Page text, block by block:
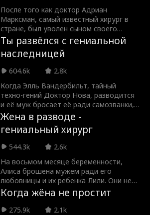
После того как доктор Адриан
Марксман, самый известный хирург в
стране, был уволен сыном своего
начальника, он объединяется с
доктором Вивиан Харт, блестящей и
амбициозной главой конкурирующей
больницы. Этот шаг приводит его
бывшую больницу к финансовому
краху, и когда Престон осознает, что
отпустил не того доктора, уже
слишком поздно...
Ты развёлся с гениальной
наследницей
604.6k
2.8k
Когда Элль Вандербильт, тайный
техно-гений Доктор Нова, разводится
и её муж бросает её ради самозванки,
она внезапно выходит замуж за
красивого незнакомца Роя Гранта -
только чтобы обнаружить, что он
главный соперник её бывшего. Вместе
Элль и Рой сражаются с её неверным
бывшим и фальшивым Доктором
Новой за крупнейший в мире
технологический контракт.
Жена в разводе -
гениальный хирург
544.3k
2.6k
На восьмом месяце беременности,
Алиса брошена мужем ради его
любовницы и их ребенка Лили. Они не
знают, что Алиса на самом деле Джейн
Девенпорт, доктор медицины,
наследница состояния Девенпорт и
Когда жёна не простит
275.9k
2.1k